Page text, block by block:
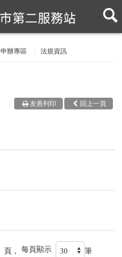
申辦專區 法規資訊
回上一頁
友善列印
頁， 每頁顯示 筆